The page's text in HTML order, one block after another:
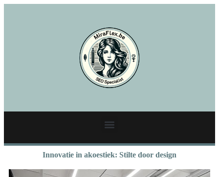
Innovatie in akoestiek: Stilte door design